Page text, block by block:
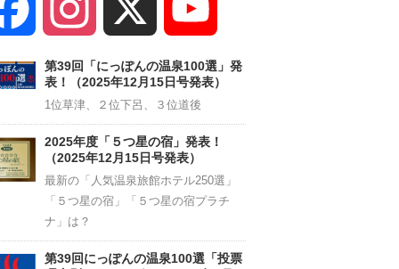
Facebook Instagram
Channel
第39回「にっぽんの温泉100選」発
表！（2025年12月15日号発表）
1位草津、２位下呂、３位道後
2025年度「５つ星の宿」発表！
（2025年12月15日号発表）
最新の「人気温泉旅館ホテル250選」
「５つ星の宿」「５つ星の宿プラチ
ナ」は？
第39回にっぽんの温泉100選「投票